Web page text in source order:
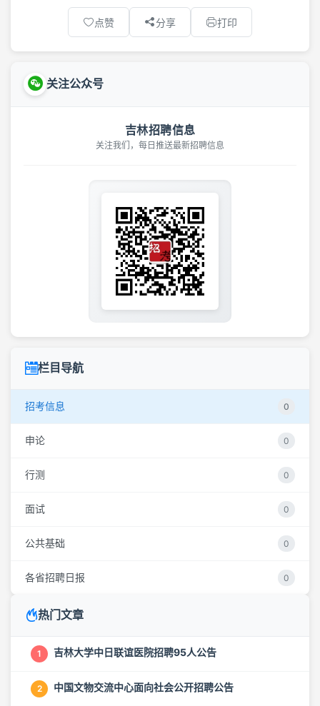
点赞 分享 打印
关注公众号
吉林招聘信息
关注我们，每日推送最新招聘信息
栏目导航
招考信息 0
申论 0
行测 0
面试 0
公共基础 0
各省招聘日报 0
热门文章
1 吉林大学中日联谊医院招聘95人公告
2 中国文物交流中心面向社会公开招聘公告